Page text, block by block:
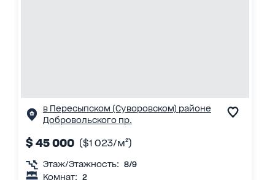
в Пересыпском (Суворовском) районе
Добровольского пр.
$ 45 000 ($1 023/м²)
Этаж/Этажность: 8/9
Комнат: 2